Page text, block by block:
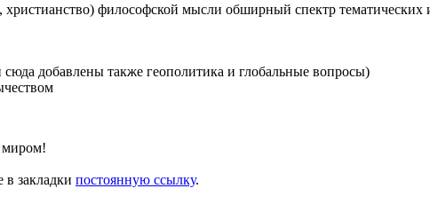
философской мысли обширный спектр тематических
добавлены также геополитика и глобальные вопросы)
миром!
в закладки постоянную ссылку.